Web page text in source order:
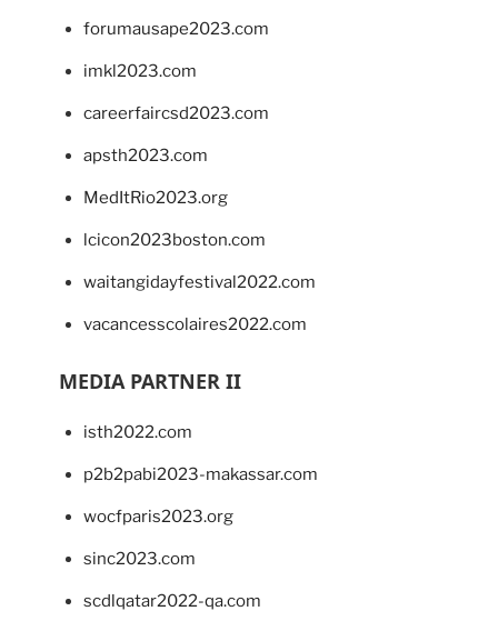
forumausape2023.com
imkl2023.com
careerfaircsd2023.com
apsth2023.com
MedItRio2023.org
lcicon2023boston.com
waitangidayfestival2022.com
vacancesscolaires2022.com
MEDIA PARTNER II
isth2022.com
p2b2pabi2023-makassar.com
wocfparis2023.org
sinc2023.com
scdlqatar2022-qa.com